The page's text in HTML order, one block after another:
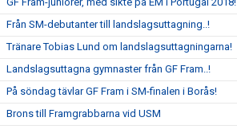
Från SM-debutanter till landslagsuttagning..!
Tränare Tobias Lund om landslagsuttagningarna!
Landslagsuttagna gymnaster från GF Fram..!
På söndag tävlar GF Fram i SM-finalen i Borås!
Brons till Framgrabbarna vid USM